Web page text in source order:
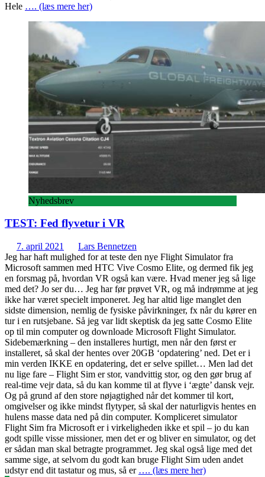
Hele …. (læs mere her)
Nyhedsbrev
TEST: Fed flyvetur i VR
7. april 2021
Lars Bennetzen
Jeg har haft mulighed for at teste den nye Flight Simulator fra
Microsoft sammen med HTC Vive Cosmo Elite, og dermed fik jeg
en forsmag på, hvordan VR også kan være. Hvad mener jeg så lige
med det? Jo ser du… Jeg har før prøvet VR, og må indrømme at jeg
ikke har været specielt imponeret. Jeg har altid lige manglet den
sidste dimension, nemlig de fysiske påvirkninger, fx når du kører en
tur i en rutsjebane. Så jeg var lidt skeptisk da jeg satte Cosmo Elite
op til min computer og downloade Microsoft Flight Simulator.
Sidebemærkning – den installeres hurtigt, men når den først er
installeret, så skal der hentes over 20GB ‘opdatering’ ned. Det er i
min verden IKKE en opdatering, det er selve spillet… Men lad det
nu lige fare – Flight Sim er stor, vandvittig stor, og den gør brug af
real-time vejr data, så du kan komme til at flyve i ‘ægte’ dansk vejr.
Og på grund af den store nøjagtighed når det kommer til kort,
omgivelser og ikke mindst flytyper, så skal der naturligvis hentes en
hulens masse data ned på din computer. Kompliceret simulator
Flight Sim fra Microsoft er i virkeligheden ikke et spil – jo du kan
godt spille visse missioner, men det er og bliver en simulator, og det
er sådan man skal betragte programmet. Jeg skal også lige med det
samme sige, at selvom du godt kan bruge Flight Sim uden andet
udstyr end dit tastatur og mus, så er …. (læs mere her)